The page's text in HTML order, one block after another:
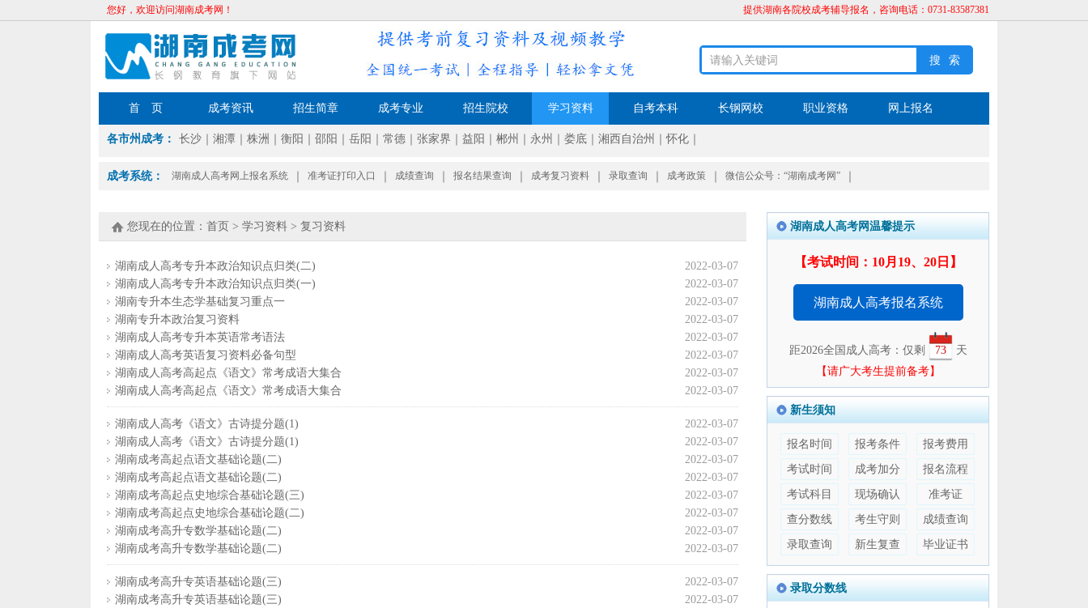
您好，欢迎访问湖南成考网！ 提供湖南各院校成考辅导报名，咨询电话：0731-83587381
首 页 成考资讯 招生简章 成考专业 招生院校 学习资料 自考本科 长钢网校 职业资格 网上报名
各市州成考： 长沙 湘潭 株洲 衡阳 邵阳 岳阳 常德 张家界 益阳 郴州 永州 娄底 湘西自治州 ｜怀化
成考系统： 湖南成人高考网上报名系统 准考证打印入口 成绩查询 报名结果查询 成考复习资料 录取查询 成考政策 微信公众号：“湖南成考网”
您现在的位置： 首页 > 学习资料 > 复习资料
2022-03-07
湖南成人高考专升本政治知识点归类(二)
2022-03-07
湖南成人高考专升本政治知识点归类(一)
2022-03-07
湖南专升本生态学基础复习重点一
2022-03-07
湖南专升本政治复习资料
2022-03-07
湖南成人高考专升本英语常考语法
2022-03-07
湖南成人高考英语复习资料必备句型
2022-03-07
湖南成人高考高起点《语文》常考成语大集合
2022-03-07
湖南成人高考高起点《语文》常考成语大集合
2022-03-07
湖南成人高考《语文》古诗提分题(1)
2022-03-07
湖南成人高考《语文》古诗提分题(1)
2022-03-07
湖南成考高起点语文基础论题(二)
2022-03-07
湖南成考高起点语文基础论题(二)
2022-03-07
湖南成考高起点史地综合基础论题(三)
2022-03-07
湖南成考高起点史地综合基础论题(二)
2022-03-07
湖南成考高升专数学基础论题(二)
2022-03-07
湖南成考高升专数学基础论题(二)
2022-03-07
湖南成考高升专英语基础论题(三)
2022-03-07
湖南成考高升专英语基础论题(三)
湖南成人高考网温馨提示
【考试时间：10月19、20日】
湖南成人高考报名系统
距2026全国成人高考：仅剩 73
天
【请广大考生提前备考】
新生须知
报名时间 报考条件 报考费用
考试时间 成考加分 报名流程
考试科目 现场确认 准考证
查分数线 考生守则 成绩查询
录取查询 新生复查 毕业证书
录取分数线